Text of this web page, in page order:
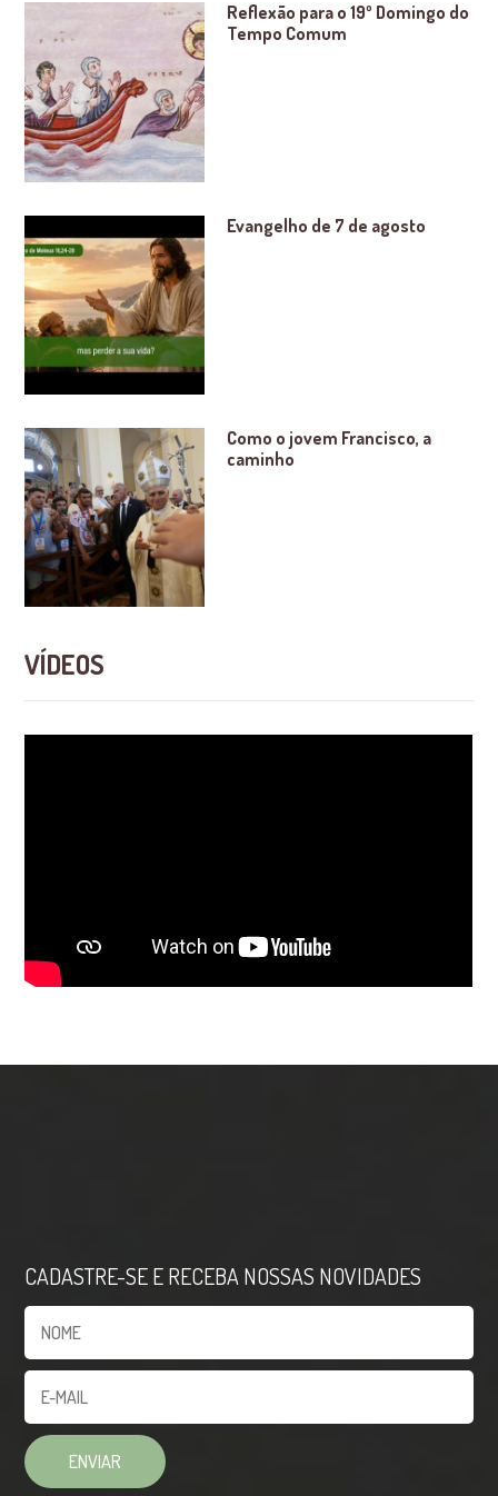
Reflexão para o 19º Domingo do
Tempo Comum
Evangelho de 7 de agosto
Como o jovem Francisco, a
caminho
VÍDEOS
CADASTRE-SE E RECEBA NOSSAS NOVIDADES